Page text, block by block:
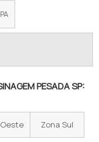
PA
PESADA SP:
Zona Sul